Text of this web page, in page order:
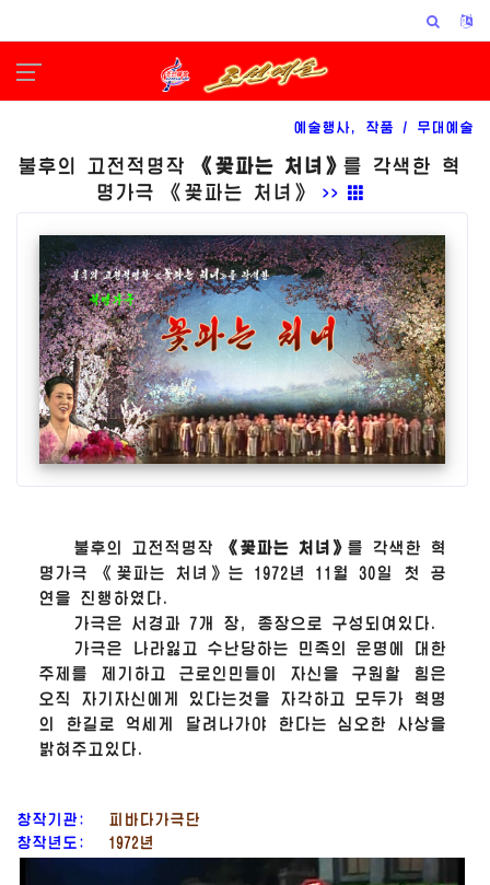
예술행사, 작품 / 무대예술
후의 고전적명작 《꽃파는 처녀》 를 각색한 혁
명가극 《꽃파는 처녀》
>>
불후의 고전적명작 《꽃파는 처녀》 를 각색한 혁
명가극 《꽃파는 처녀》는 1972년 11월 30일 첫 공
연을 진행하였다.
가극은 서경과 7개 장, 종장으로 구성되여있다.
가극은 나라잃고 수난당하는 민족의 운명에 대한
주제를 제기하고 근로인민들이 자신을 구원할 힘은
오직 자기자신에게 있다는것을 자각하고 모두가 혁명
의 한길로 억세게 달려나가야 한다는 심오한 사상을
밝혀주고있다.
창작기관:
피바다가극단
창작년도:
1972년